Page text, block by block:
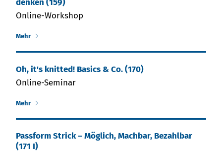
Online-Workshop
Mehr
Oh, it's knitted! Basics & Co. (170)
Online-Seminar
Mehr
Passform Strick – Möglich, Machbar, Bezahlbar
(171 I)